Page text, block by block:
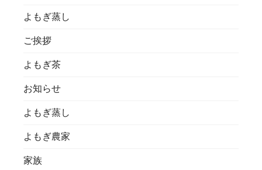
よもぎ蒸し
ご挨拶
よもぎ茶
お知らせ
よもぎ蒸し
よもぎ農家
家族